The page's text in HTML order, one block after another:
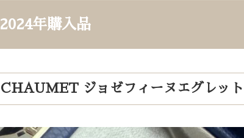
2024年購入品
CHAUMET ジョゼフィーヌエグレット